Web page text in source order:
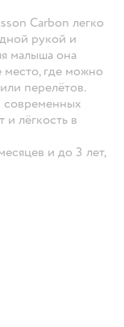
Carbon легко
рукой и
малыша она
место, где можно
перелётов.
современных
лёгкость в
и до 3 лет,